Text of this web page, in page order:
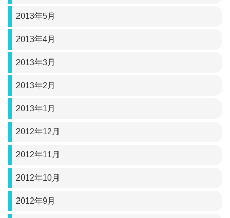
2013年5月
2013年4月
2013年3月
2013年2月
2013年1月
2012年12月
2012年11月
2012年10月
2012年9月